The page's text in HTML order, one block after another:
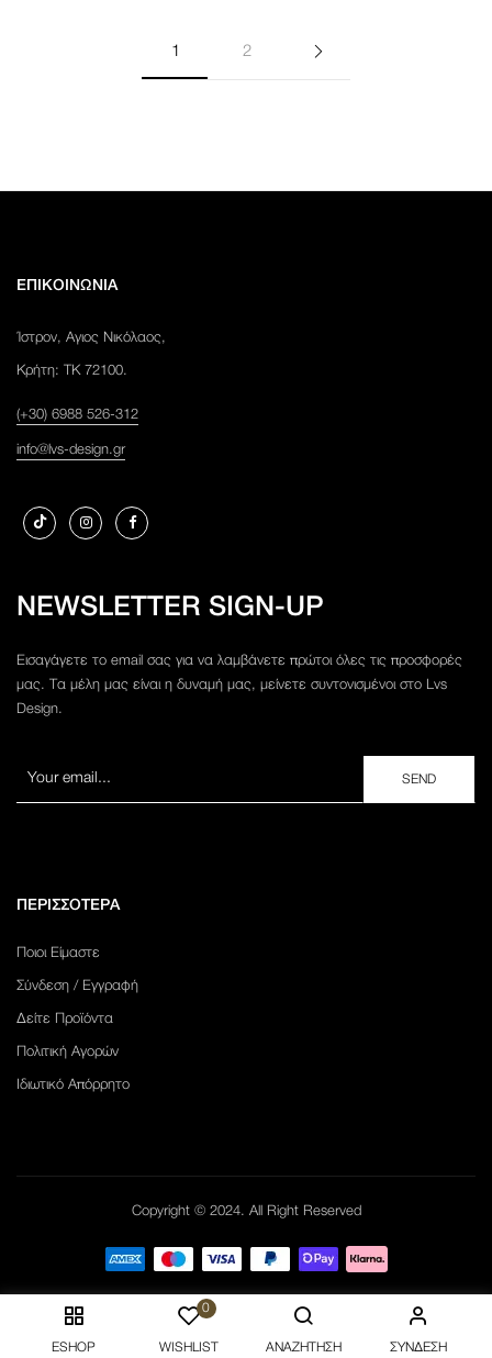
ESHOP
0
WISHLIST ΑΝΑΖΉΤΗΣΗ ΣΎΝΔΕΣΗ
1 2
ΕΠΙΚΟΙΝΩΝΙΑ
Ίστρον, Αγιος Νικόλαος,
Κρήτη: ΤΚ 72100.
(+30) 6988 526-312
info@lvs-design.gr
NEWSLETTER SIGN-UP
Εισαγάγετε το email σας για να λαμβάνετε πρώτοι όλες τις προσφορές
μας. Τα μέλη μας είναι η δυναμή μας, μείνετε συντονισμένοι στο Lvs
Design.
ΠΕΡΙΣΣΟΤΕΡΑ
Ποιοι Είμαστε
Σύνδεση / Εγγραφή
Δείτε Προϊόντα
Πολιτική Αγορών
Ιδιωτικό Απόρρητο
Copyright © 2024. All Right Reserved